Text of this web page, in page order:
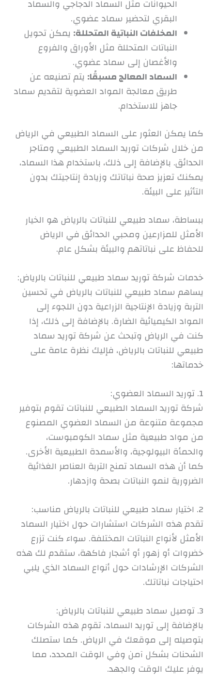
الحيوانات مثل السماد الدجاجي والسماد
البقري لتحضير سماد عضوي.
المخلفات النباتية المتحللة: يمكن تحويل
النباتات المتحللة مثل الأوراق والفروع
والأغصان إلى سماد عضوي.
السماد المعالج مسبقًا: يتم تصنيعه عن
طريق معالجة المواد العضوية لتقديم سماد
جاهز للاستخدام.
كما يمكن العثور على السماد الطبيعي في الرياض
من خلال شركات توريد السماد الطبيعي ومتاجر
الحدائق. بالإضافة إلى ذلك، باستخدام هذا السماد،
يمكنك تعزيز صحة نباتاتك وزيادة إنتاجيتك بدون
التأثير على البيئة.
ببساطة، سماد طبيعي للنباتات بالرياض هو الخيار
الأمثل للمزارعين ومحبي الحدائق في الرياض
للحفاظ على نباتاتهم والبيئة بشكل عام.
خدمات شركة توريد سماد طبيعي للنباتات بالرياض:
يساهم سماد طبيعي للنباتات بالرياض في تحسين
التربة وزيادة الإنتاجية الزراعية دون اللجوء إلى
المواد الكيميائية الضارة. بالإضافة إلى ذلك، إذا
كنت في الرياض وتبحث عن شركة توريد سماد
طبيعي للنباتات بالرياض، فإليك نظرة عامة على
خدماتها:
1. توريد السماد العضوي:
شركة توريد السماد الطبيعي للنباتات تقوم بتوفير
مجموعة متنوعة من السماد العضوي المصنوع
من مواد طبيعية مثل سماد الكومبوست،
والحمأة البيولوجية، والأسمدة الطبيعية الأخرى.
كما أن هذه السماد تمنح التربة العناصر الغذائية
الضرورية لنمو النباتات بصحة وازدهار.
2. اختيار سماد طبيعي للنباتات بالرياض مناسب:
تقدم هذه الشركات استشارات حول اختيار السماد
الأمثل لأنواع النباتات المختلفة. سواء كنت تزرع
خضروات أو زهور أو أشجار فاكهة، ستقدم لك هذه
الشركات الإرشادات حول أنواع السماد الذي يلبي
احتياجات نباتاتك.
3. توصيل سماد طبيعي للنباتات بالرياض:
بالإضافة إلى توريد السماد، تقوم هذه الشركات
بتوصيله إلى موقعك في الرياض. كما ستصلك
الشحنات بشكل آمن وفي الوقت المحدد، مما
يوفر عليك الوقت والجهد.